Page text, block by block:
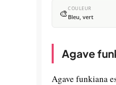
🎨COULEUR
Bleu, vert
Agave
Agave funkiana